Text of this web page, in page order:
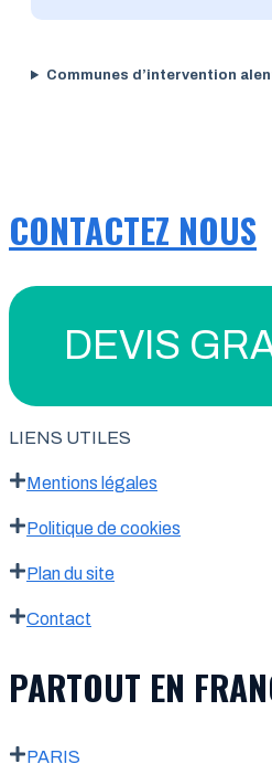
Communes d’intervention
CONTACTEZ NOUS
DEVIS
LIENS UTILES
Mentions légales
Politique de cookies
Plan du site
Contact
PARTOUT EN
PARIS